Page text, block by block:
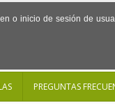
o inicio de sesión de
PREGUNTAS